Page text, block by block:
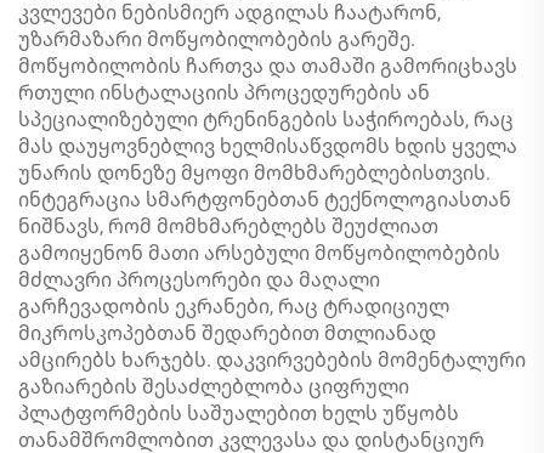
კვლევები ნებისმიერ ადგილას ჩაატარონ,
უზარმაზარი მოწყობილობების გარეშე.
მოწყობილობის ჩართვა და თამაში გამორიცხავს
რთული ინსტალაციის პროცედურების ან
სპეციალიზებული ტრენინგების საჭიროებას, რაც
მას დაუყოვნებლივ ხელმისაწვდომს ხდის ყველა
უნარის დონეზე მყოფი მომხმარებლებისთვის.
ინტეგრაცია სმარტფონებთან ტექნოლოგიასთან
ნიშნავს, რომ მომხმარებლებს შეუძლიათ
გამოიყენონ მათი არსებული მოწყობილობების
მძლავრი პროცესორები და მაღალი
გარჩევადობის ეკრანები, რაც ტრადიციულ
მიკროსკოპებთან შედარებით მთლიანად
ამცირებს ხარჯებს. დაკვირვებების მომენტალური
გაზიარების შესაძლებლობა ციფრული
პლატფორმების საშუალებით ხელს უწყობს
თანამშრომლობით კვლევასა და დისტანციურ